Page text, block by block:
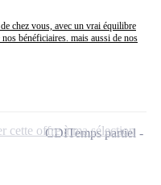
chez vous, avec un vrai équilibre
bénéficiaires. mais aussi de nos
CDITemps partiel
cette offre à ma sélection